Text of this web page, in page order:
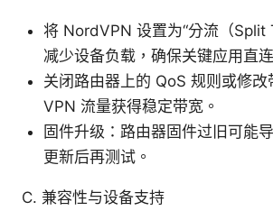
将 NordVPN 设置为“分流（Split
减少设备负载，确保关键应用直连
关闭路由器上的 QoS 规则或修改
VPN 流量获得稳定带宽。
固件升级：路由器固件过旧可能
更新后再测试。
C. 兼容性与设备支持